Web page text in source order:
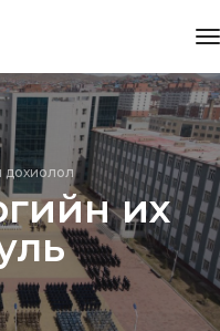
дохиолол
их